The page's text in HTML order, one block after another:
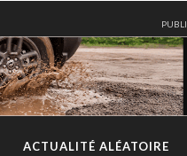
ACTUALITÉ ALÉATOIRE